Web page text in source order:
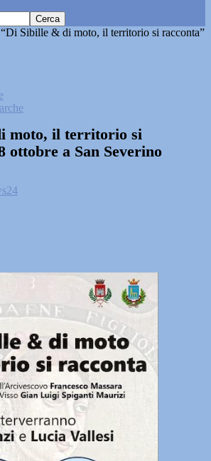
“Di Sibille & di moto, il territorio si racconta”
moto, il territorio si
ottobre a San Severino